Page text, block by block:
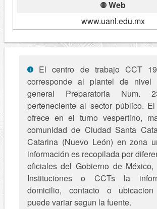
Web
www.uanl.edu.mx
El centro de trabajo CCT
corresponde al plantel de nivel
general Preparatoria Num.
perteneciente al sector público.
ofrece en el turno vespertino,
comunidad de Ciudad Santa
Catarina (Nuevo León) en zona
información es recopilada por
oficiales del Gobierno de
Instituciones o CCTs la
domicilio, contacto o ubicacion
puede variar segun la fuente.